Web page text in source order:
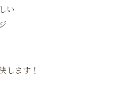
い
します！